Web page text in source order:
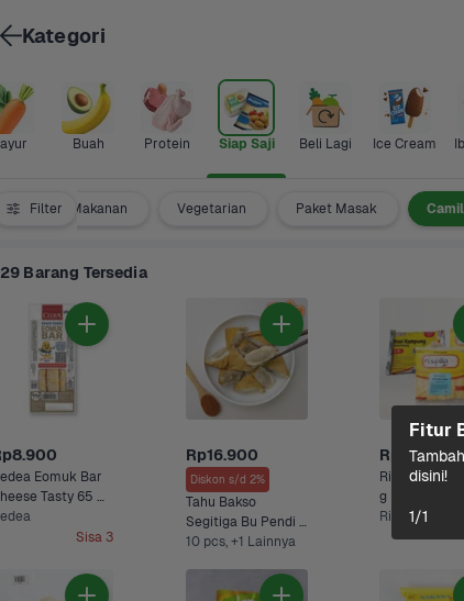
Buah Protein Siap Saji Beli Lagi Ice Cream
Filter
Pelengkap Makanan Vegetarian Paket Masak
29 Barang Tersedia
Eomuk Bar
Tasty 65
Sisa 3
Rp16.900
Diskon s/d 2%
Tahu Bakso
Segitiga Bu Pendi
300 g
10 pcs, +1 Lainnya
Rp19.400
Risol
g
Kategori
Fitur
disini!
1/1